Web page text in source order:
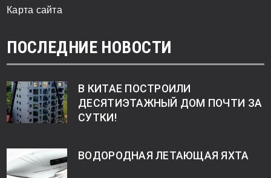
Карта сайта
ПОСЛЕДНИЕ НОВОСТИ
В КИТАЕ ПОСТРОИЛИ
ДЕСЯТИЭТАЖНЫЙ ДОМ ПОЧТИ ЗА
СУТКИ!
ВОДОРОДНАЯ ЛЕТАЮЩАЯ ЯХТА